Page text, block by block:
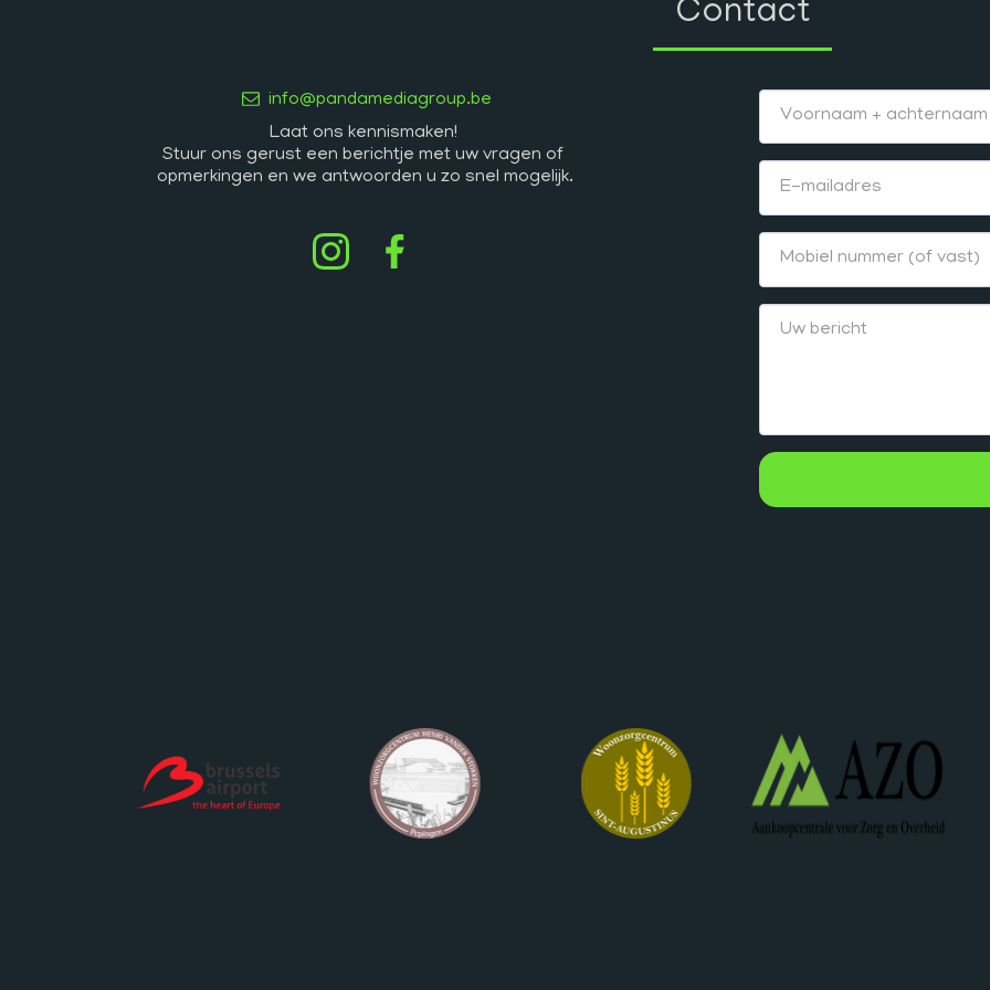
Contact
info@pandamediagroup.be
Laat ons kennismaken!
Stuur ons gerust een berichtje met uw vragen of
opmerkingen en we antwoorden u zo snel mogelijk.